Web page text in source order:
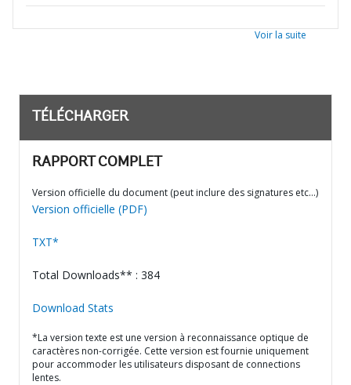
Voir la suite
TÉLÉCHARGER
RAPPORT COMPLET
Version officielle du document (peut inclure des signatures etc…)
Version officielle (PDF)
TXT*
Total Downloads** : 384
Download Stats
*La version texte est une version à reconnaissance optique de
caractères non-corrigée. Cette version est fournie uniquement
pour accommoder les utilisateurs disposant de connections
lentes.